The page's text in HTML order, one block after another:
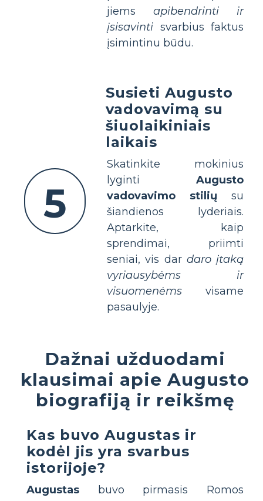
jiems apibendrinti ir
įsisavinti svarbius faktus
įsimintinu būdu.
5
Susieti Augusto
vadovavimą su
šiuolaikiniais
laikais
Skatinkite mokinius
lyginti Augusto
vadovavimo stilių su
šiandienos lyderiais.
Aptarkite, kaip
sprendimai, priimti
seniai, vis dar daro įtaką
vyriausybėms ir
visuomenėms visame
pasaulyje.
Dažnai užduodami
klausimai apie Augusto
biografiją ir reikšmę
Kas buvo Augustas ir
kodėl jis yra svarbus
istorijoje?
Augustas buvo pirmasis Romos